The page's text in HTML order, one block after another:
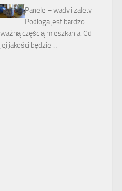
Panele – wady i zalety
Podłoga jest bardzo
ważną częścią mieszkania. Od
jej jakości będzie …